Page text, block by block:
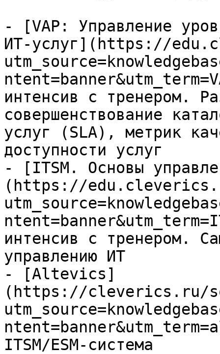
- [VAP: Управление
ИТ-услуг](https://
интенсив с тренером.
совершенствование
услуг (SLA), метрик
доступности услуг
- [ITSM. Основы
(https://
интенсив с тренером.
управлению ИТ
- [Altevics]
(https://cleverics.ru/
ITSM/ESM-система